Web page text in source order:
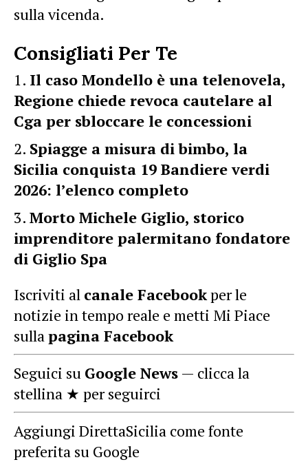
sulla vicenda.
Consigliati Per Te
Il caso Mondello è una telenovela,
Regione chiede revoca cautelare al
Cga per sbloccare le concessioni
Spiagge a misura di bimbo, la
Sicilia conquista 19 Bandiere verdi
2026: l’elenco completo
Morto Michele Giglio, storico
imprenditore palermitano fondatore
di Giglio Spa
Iscriviti al canale Facebookper le
notizie in tempo reale e metti Mi Piace
sullapagina Facebook
Seguici su Google News — clicca la
stellina ★ per seguirci
Aggiungi DirettaSicilia come fonte
preferita su Google